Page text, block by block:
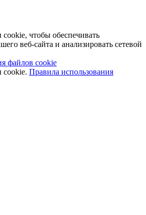
чтобы обеспечивать
веб-сайта и анализировать сетевой
файлов cookie
Правила использования